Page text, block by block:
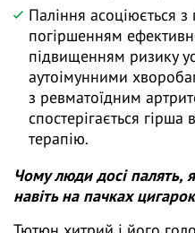
Паління асоціюється
погіршенням
підвищенням ризику
аутоімунними
з ревматоїдним
спостерігається гірша
терапію.
Чому люди досі палять,
навіть на пачках